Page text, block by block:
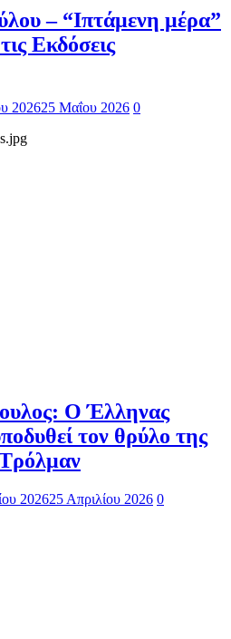
– “Ιπτάμενη μέρα”
Εκδόσεις
202625 Μαΐου 2026 0
Ο Έλληνας
τον θρύλο της
202625 Απριλίου 2026 0